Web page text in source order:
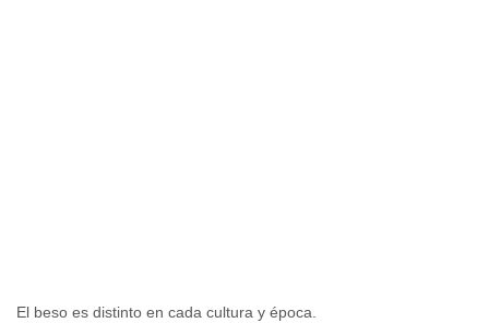
El beso es distinto en cada cultura y época.